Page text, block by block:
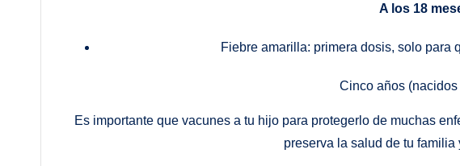
A los 18
Fiebre amarilla: primera dosis, solo para
Cinco años
Es importante que vacunes a tu hijo para protegerlo de muchas
preserva la salud de tu familia